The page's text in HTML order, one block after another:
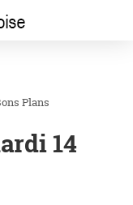
Plans
14